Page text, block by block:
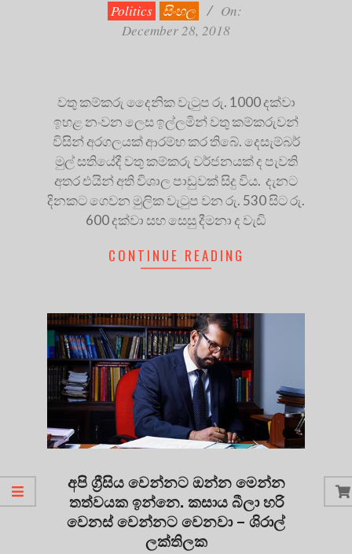
Politics සිංහල
On:
December 28, 2018
වතු කම්කරු දෛනික වැටුප රු. 1000 දක්වා
ඉහළ නංවන ලෙස ඉල්ලමින් වතු කම්කරුවන්
විසින් අරගලයක් ආරම්භ කර තිබේ. දෙසැම්බර්
මුල් සතියේදී වතු කම්කරු වර්ජනයක් ද පැවති
අතර එයින් අති විශාල පාඩුවක් සිදු විය. දැනට
දිනකට ගෙවන මුලික වැටුප වන රු. 530 සිට රු.
600 දක්වා සහ සෙසු දීමනා ද වැඩි
CONTINUE READING
අපි ග්‍රීසිය වෙන්නට ඔන්න මෙන්න
තත්වයක ඉන්නෙ. කසාය බීලා හරි
වෙනස් වෙන්නට වෙනවා – ශිරාල්
ලක්තිලක